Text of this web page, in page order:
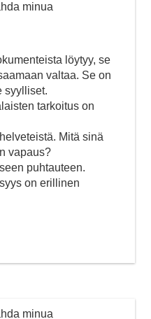
minua
löytyy, se
valtaa. Se on
syylliset.
tarkoitus on
Mitä sinä
vapaus?
puhtauteen.
on erillinen
minua